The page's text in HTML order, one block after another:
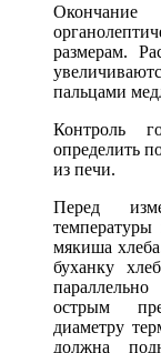
размерам.
пальцами
Контроль
определить
из печи.
Перед
мякиша
буханку
острым
диаметру
должна